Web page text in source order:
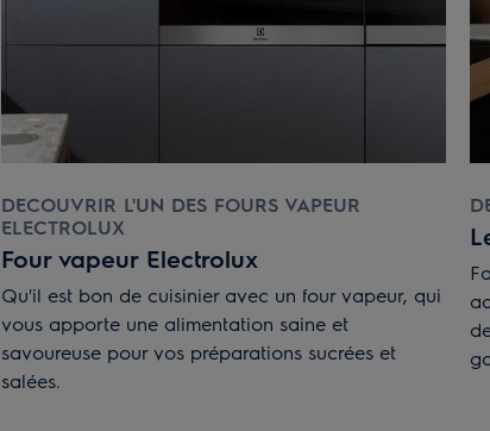
DECOUVRIR L'UN DES FOURS VAPEUR
ELECTROLUX
Four vapeur Electrolux
Qu'il est bon de cuisinier avec un four vapeur, qui
vous apporte une alimentation saine et
savoureuse pour vos préparations sucrées et
salées.